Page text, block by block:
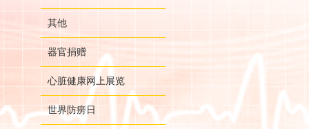
其他
器官捐赠
心脏健康网上展览
世界防痨日